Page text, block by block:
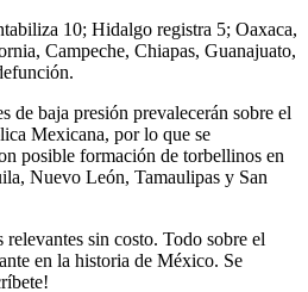
10; Hidalgo registra 5; Oaxaca,
Campeche, Chiapas, Guanajuato,
de baja presión prevalecerán sobre el
Mexicana, por lo que se
posible formación de torbellinos en
Nuevo León, Tamaulipas y San
sin costo. Todo sobre el
en la historia de México. Se